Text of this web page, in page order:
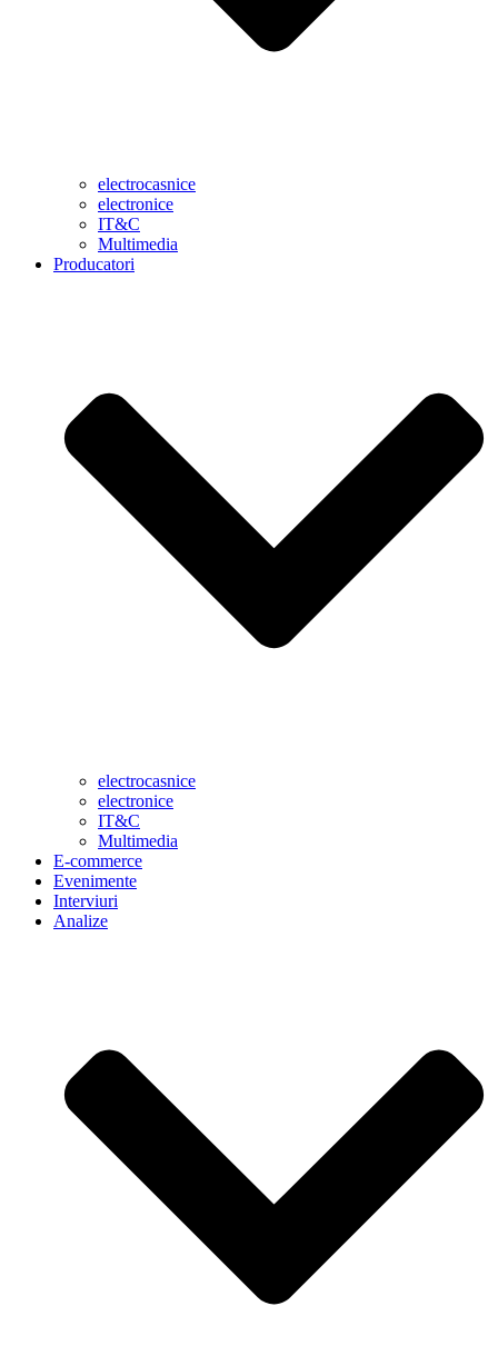
electrocasnice
electronice
IT&C
Multimedia
Producatori
electrocasnice
electronice
IT&C
Multimedia
E-commerce
Evenimente
Interviuri
Analize